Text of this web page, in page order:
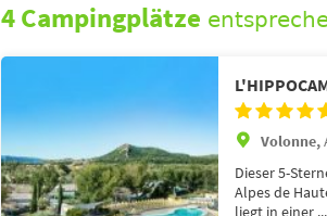
4 Campingplätze
Volonne,
Dieser 5-
Alpes de
liegt in einer ...